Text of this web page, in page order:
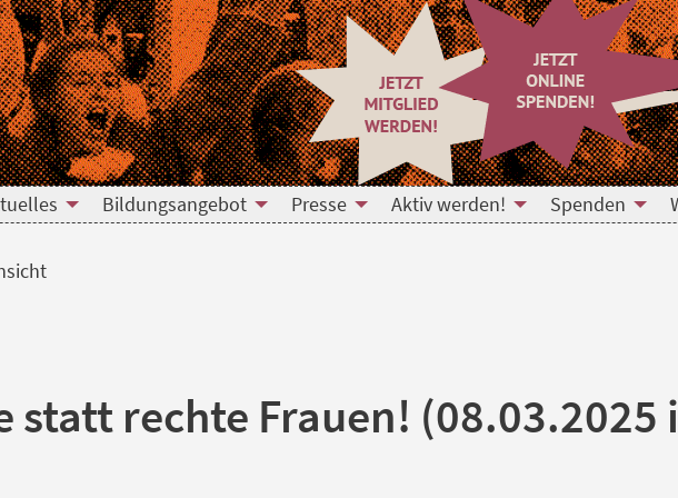
Bildungsangebot Presse Aktiv werden! Spenden
statt rechte Frauen! (08.03.2025